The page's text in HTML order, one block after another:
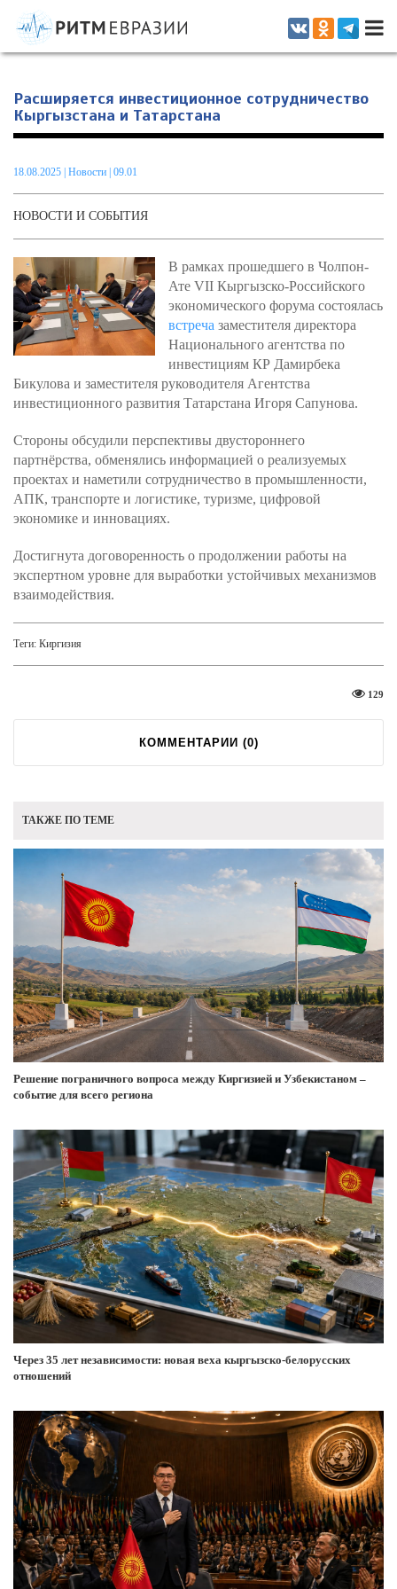
Информационно-аналитическое издание, посвященное актуальным
проблемам интеграции на постсоветском пространстве
Расширяется инвестиционное сотрудничество
Кыргызстана и Татарстана
18.08.2025 Новости | 09.01
НОВОСТИ И СОБЫТИЯ
В рамках прошедшего в Чолпон-
Ате VII Кыргызско-Российского
экономического форума состоялась
встреча заместителя директора
Национального агентства по
инвестициям КР Дамирбека
Бикулова и заместителя руководителя Агентства
инвестиционного развития Татарстана Игоря Сапунова.
Стороны обсудили перспективы двустороннего
партнёрства, обменялись информацией о реализуемых
проектах и наметили сотрудничество в промышленности,
АПК, транспорте и логистике, туризме, цифровой
экономике и инновациях.
Достигнута договоренность о продолжении работы на
экспертном уровне для выработки устойчивых механизмов
взаимодействия.
Теги: Киргизия
129
КОММЕНТАРИИ (0)
ТАКЖЕ ПО ТЕМЕ
Решение пограничного вопроса между Киргизией и Узбекистаном –
событие для всего региона
Через 35 лет независимости: новая веха кыргызско-белорусских
отношений